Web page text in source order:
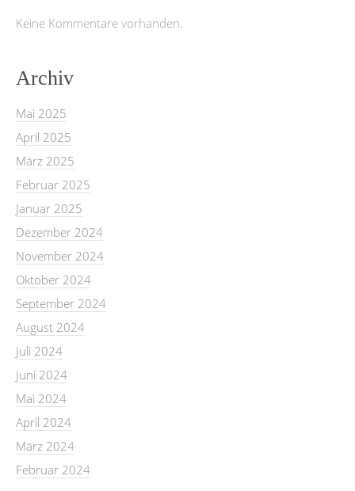
Keine Kommentare vorhanden.
Archiv
Mai 2025
April 2025
März 2025
Februar 2025
Januar 2025
Dezember 2024
November 2024
Oktober 2024
September 2024
August 2024
Juli 2024
Juni 2024
Mai 2024
April 2024
März 2024
Februar 2024